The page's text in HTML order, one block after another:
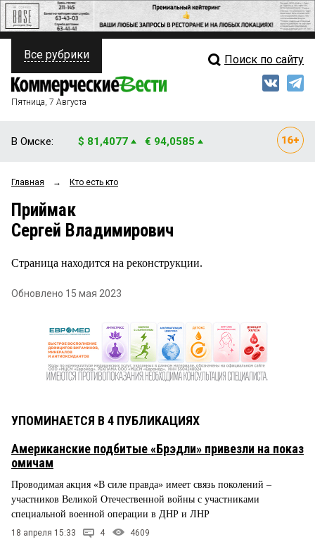
ПОЛИТИКА
ФИНАНСЫ
ОБЩЕСТВО
ЗАКОН
Свежий выпуск
Все рубрики Поиск по сайту
Пятница, 7 Августа
В Омске: $ 81,4077 € 94,0585
Главная → Кто есть кто
Приймак
Сергей Владимирович
Страница находится на реконструкции.
Обновлено 15 мая 2023
УПОМИНАЕТСЯ В 4 ПУБЛИКАЦИЯХ
Американские подбитые «Брэдли» привезли на показ
омичам
Проводимая акция «В силе правда» имеет связь поколений –
участников Великой Отечественной войны с участниками
специальной военной операции в ДНР и ЛНР
18 апреля 15:33 4 4609